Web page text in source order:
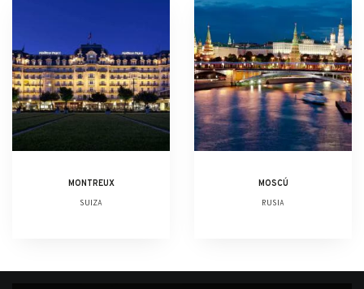
MONTREUX
SUIZA
MOSCÚ
RUSIA